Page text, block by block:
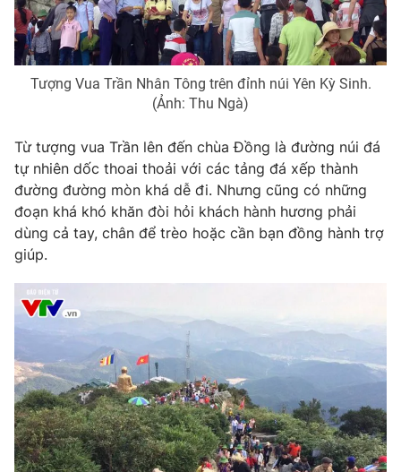
Tượng Vua Trần Nhân Tông trên đỉnh núi Yên Kỳ Sinh.
(Ảnh: Thu Ngà)
Từ tượng vua Trần lên đến chùa Đồng là đường núi đá
tự nhiên dốc thoai thoải với các tảng đá xếp thành
đường đường mòn khá dễ đi. Nhưng cũng có những
đoạn khá khó khăn đòi hỏi khách hành hương phải
dùng cả tay, chân để trèo hoặc cần bạn đồng hành trợ
giúp.